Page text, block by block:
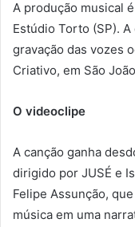
A produção musical
Estúdio Torto (SP).
gravação das vozes
Criativo, em São
O videoclipe
A canção ganha
dirigido por JUSÉ e
Felipe Assunção,
música em uma